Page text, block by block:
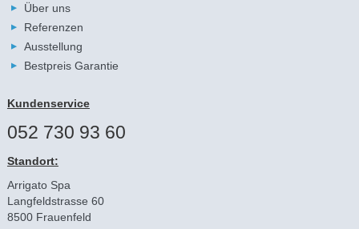
Über uns
Referenzen
Ausstellung
Bestpreis Garantie
Kundenservice
052 730 93 60
Standort:
Arrigato Spa
Langfeldstrasse 60
8500 Frauenfeld